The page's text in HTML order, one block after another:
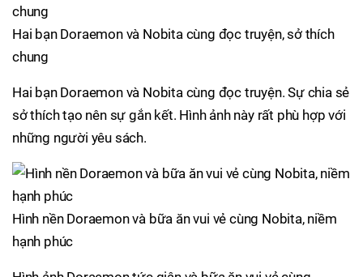
Hai bạn Doraemon và Nobita cùng đọc truyện, sở thích
chung
Hai bạn Doraemon và Nobita cùng đọc truyện. Sự chia sẻ
sở thích tạo nên sự gắn kết. Hình ảnh này rất phù hợp với
những người yêu sách.
Hình nền Doraemon và bữa ăn vui vẻ cùng Nobita, niềm
hạnh phúc